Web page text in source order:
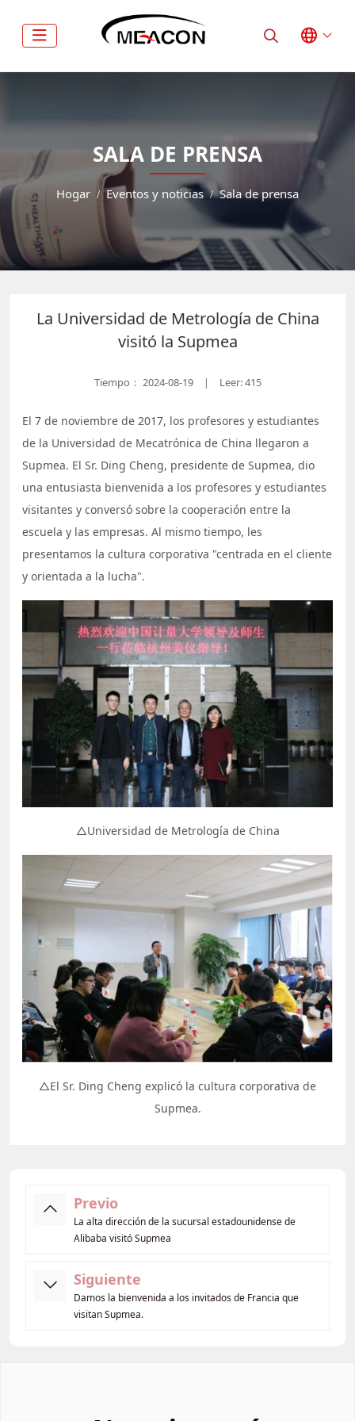
SALA DE PRENSA
Hogar Eventos y noticias Sala de prensa
La Universidad de Metrología de China
visitó la Supmea
Tiempo： 2024-08-19 | Leer: 415
El 7 de noviembre de 2017, los profesores y estudiantes
de la Universidad de Mecatrónica de China llegaron a
Supmea. El Sr. Ding Cheng, presidente de Supmea, dio
una entusiasta bienvenida a los profesores y estudiantes
visitantes y conversó sobre la cooperación entre la
escuela y las empresas. Al mismo tiempo, les
presentamos la cultura corporativa "centrada en el cliente
y orientada a la lucha".
△Universidad de Metrología de China
△El Sr. Ding Cheng explicó la cultura corporativa de
Supmea.
Previo
La alta dirección de la sucursal estadounidense de
Alibaba visitó Supmea
Siguiente
Damos la bienvenida a los invitados de Francia que
visitan Supmea.